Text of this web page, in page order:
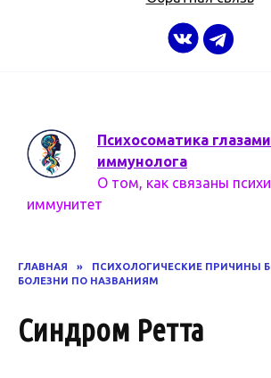
Психосоматика
иммунолога
О том, как связаны
иммунитет
ГЛАВНАЯ » ПСИХОЛОГИЧЕСКИЕ ПРИЧИНЫ
БОЛЕЗНИ ПО НАЗВАНИЯМ
Синдром Ретта